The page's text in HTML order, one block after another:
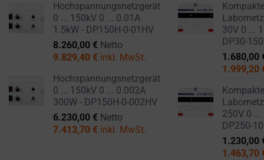
Hochspannungsnetzgerät
0 ... 150kV 0 ... 0.01A
1.5kW - DP150H-0-01HV
8.260,00 € Netto
9.829,40 € inkl. MwSt.
Hochspannungsnetzgerät
0 ... 150kV 0 ... 0.002A
300W - DP150H-0-002HV
6.230,00 € Netto
7.413,70 € inkl. MwSt.
30V 0 ...
DP30-
1.680,00
1.999,20
250V 0 ...
DP250-
1.230,00
1.463,70